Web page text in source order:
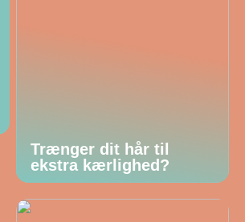
Trænger dit hår til
ekstra kærlighed?